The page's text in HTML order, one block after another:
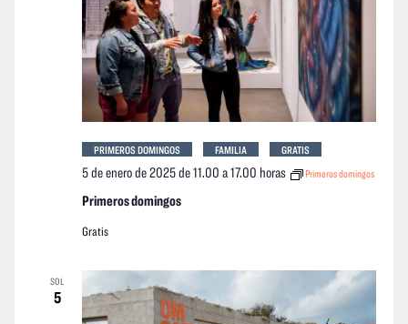
Primeros domingos
5 de enero de 2025 de 11.00 a17.00 horas Primeros domingos
PRIMEROS DOMINGOS FAMILIA GRATIS
Gratis
SOL
5